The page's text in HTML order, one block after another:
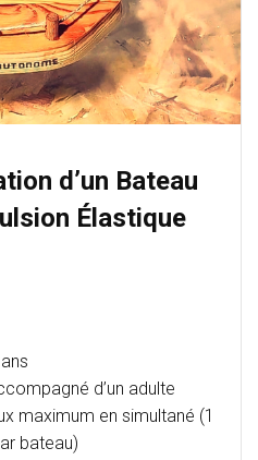
d’un Bateau
Élastique
d’un adulte
maximum en simultané (1
bateau)